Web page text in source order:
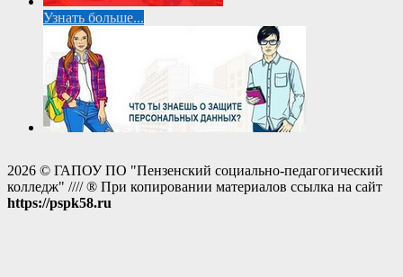
Узнать больше...
2026 © ГАПОУ ПО "Пензенский социально-педагогический
колледж" //// ® При копировании материалов ссылка на сайт
https://pspk58.ru